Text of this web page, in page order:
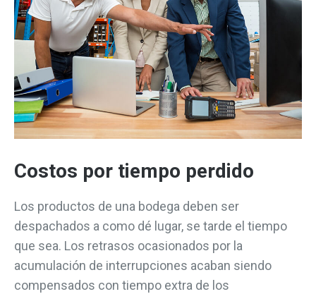
Costos por tiempo perdido
Los productos de una bodega deben ser
despachados a como dé lugar, se tarde el tiempo
que sea. Los retrasos ocasionados por la
acumulación de interrupciones acaban siendo
compensados con tiempo extra de los